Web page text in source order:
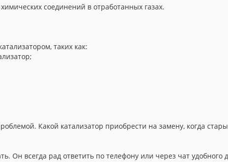
соединений в отработанных газах.
таких как:
Какой катализатор приобрести на замену, когда
Он всегда рад ответить по телефону или через чат удобного